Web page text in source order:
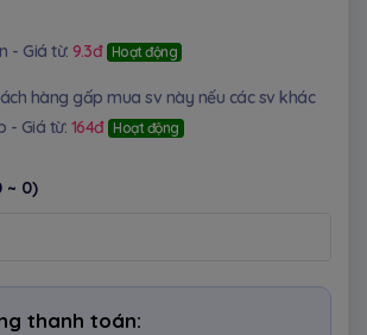
- Giá từ: 9.3đ Hoạt động
hàng gấp mua sv này nếu các sv khác
- Giá từ: 164đ Hoạt động
~ 0)
thanh toán: